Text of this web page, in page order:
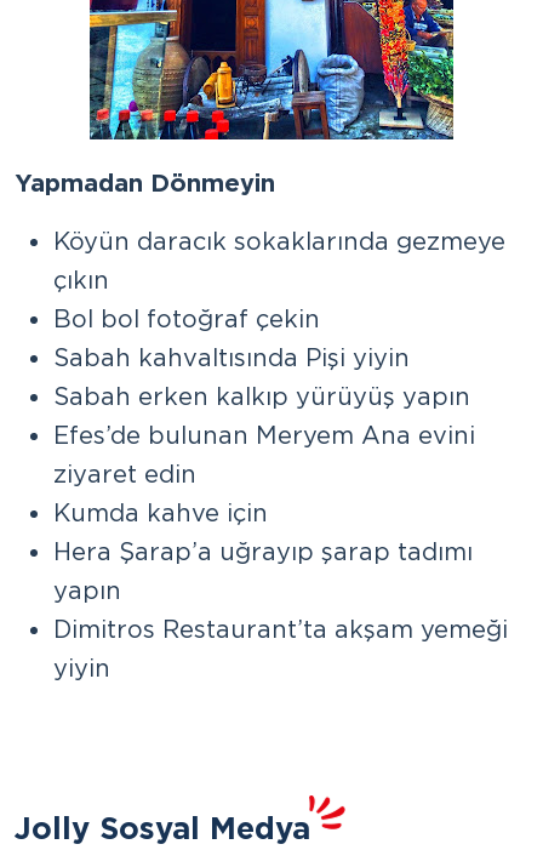
Yapmadan Dönmeyin
Köyün daracık sokaklarında gezmeye
çıkın
Bol bol fotoğraf çekin
Sabah kahvaltısında Pişi yiyin
Sabah erken kalkıp yürüyüş yapın
Efes’de bulunan Meryem Ana evini
ziyaret edin
Kumda kahve için
Hera Şarap’a uğrayıp şarap tadımı
yapın
Dimitros Restaurant’ta akşam yemeği
yiyin
Jolly Sosyal Medya